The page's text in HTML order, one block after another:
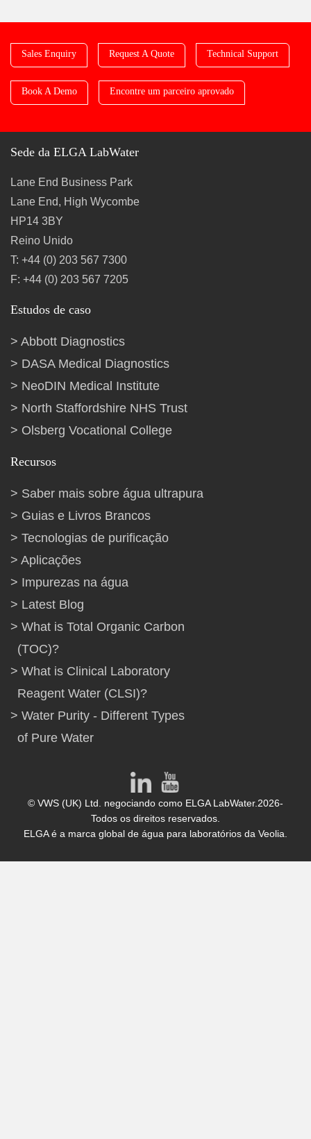
Sales Enquiry Request A Quote Technical Support
Book A Demo Encontre um parceiro aprovado
Sede da ELGA LabWater
Lane End Business Park
Lane End, High Wycombe
HP14 3BY
Reino Unido
T: +44 (0) 203 567 7300
F: +44 (0) 203 567 7205
Estudos de caso
Abbott Diagnostics
DASA Medical Diagnostics
NeoDIN Medical Institute
North Staffordshire NHS Trust
Olsberg Vocational College
Recursos
Saber mais sobre água ultrapura
Guias e Livros Brancos
Tecnologias de purificação
Aplicações
Impurezas na água
Latest Blog
What is Total Organic Carbon
(TOC)?
What is Clinical Laboratory
Reagent Water (CLSI)?
Water Purity - Different Types
of Pure Water
© VWS (UK) Ltd. negociando como ELGA LabWater.2026-
Todos os direitos reservados.
ELGA é a marca global de água para laboratórios da Veolia.